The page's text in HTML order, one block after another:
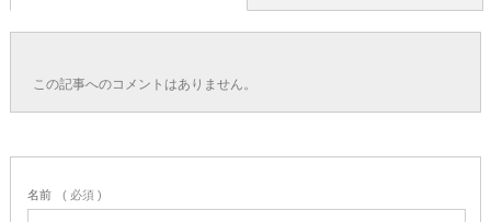
この記事へのコメントはありません。
名前 ( 必須 )